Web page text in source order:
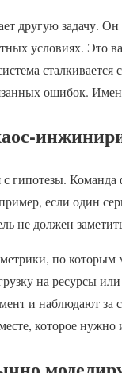
другую задачу. Он
условиях. Это
ошибок.
гипотезы.
если один
не должен
по которым
на ресурсы
и наблюдают за
которое нужно